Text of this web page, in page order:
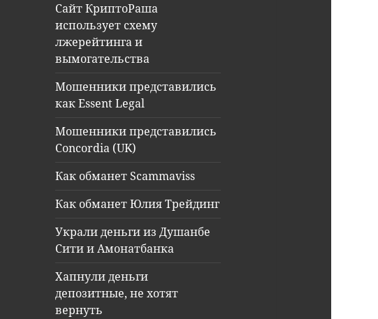
Сайт КриптоРаша
использует схему
лжерейтинга и
вымогательства
Мошенники представились
как Essent Legal
Мошенники представились
Concordia (UK)
Как обманет Scammaviss
Как обманет Юлия Трейдинг
Украли деньги из Душанбе
Сити и Амонатбанка
Хапнули деньги
депозитные, не хотят
вернуть